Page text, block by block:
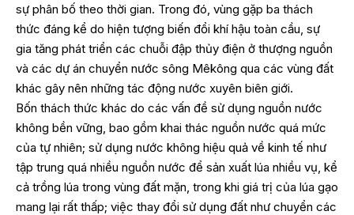
sự phân bố theo thời gian. Trong đó, vùng gặp ba thách
thức đáng kể do hiện tượng biến đổi khí hậu toàn cầu, sự
gia tăng phát triển các chuỗi đập thủy điện ở thượng nguồn
và các dự án chuyển nước sông Mêkông qua các vùng đất
khác gây nên những tác động nước xuyên biên giới.
Bốn thách thức khác do các vấn đề sử dụng nguồn nước
không bền vững, bao gồm khai thác nguồn nước quá mức
của tự nhiên; sử dụng nước không hiệu quả về kinh tế như
tập trung quá nhiều nguồn nước để sản xuất lúa nhiều vụ, kể
cả trồng lúa trong vùng đất mặn, trong khi giá trị của lúa gạo
mang lại rất thấp; việc thay đổi sử dụng đất như chuyển các